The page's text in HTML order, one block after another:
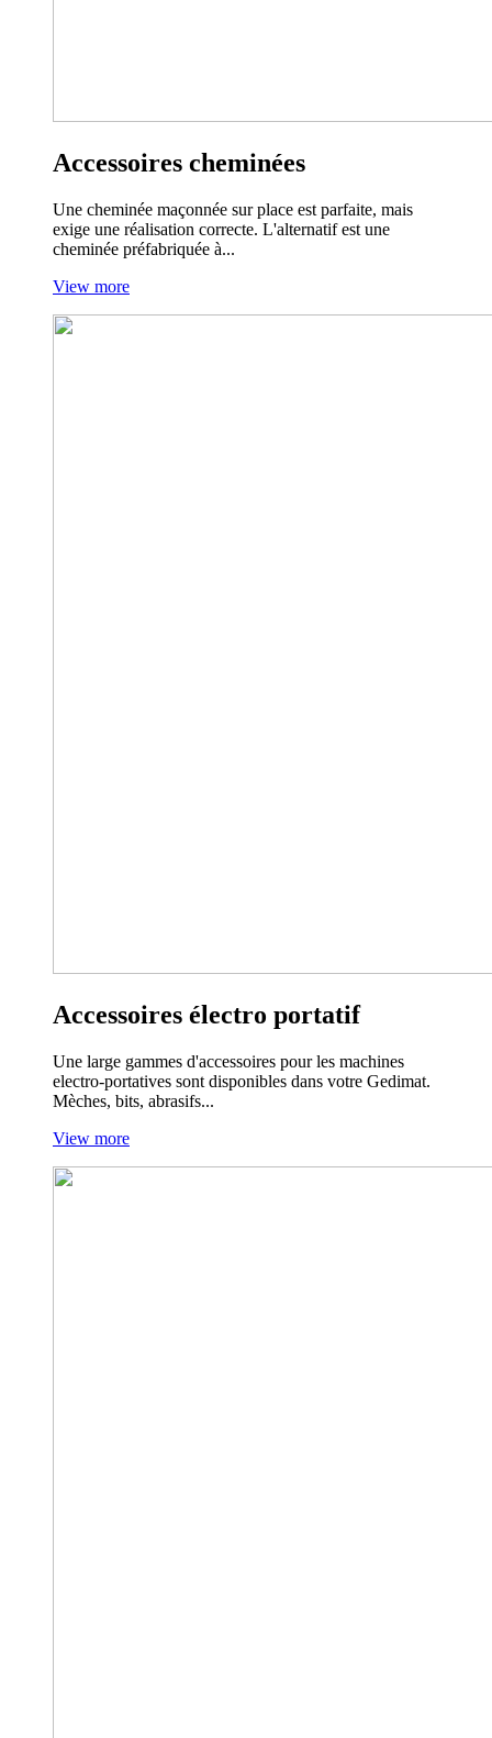
Accessoires cheminées
Une cheminée maçonnée sur place est parfaite, mais
exige une réalisation correcte. L'alternatif est une
cheminée préfabriquée à...
View more
Accessoires électro portatif
Une large gammes d'accessoires pour les machines
electro-portatives sont disponibles dans votre Gedimat.
Mèches, bits, abrasifs...
View more